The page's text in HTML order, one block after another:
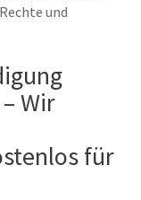
und
Wir
für